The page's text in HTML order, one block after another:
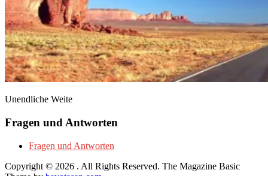
Unendliche Weite
Fragen und Antworten
Fragen und Antworten
Copyright © 2026 . All Rights Reserved. The Magazine Basic